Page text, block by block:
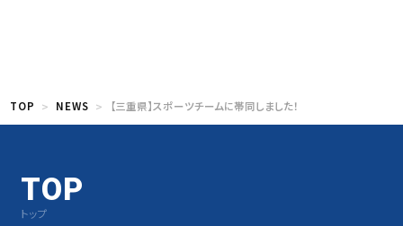
TOP NEWS 【三重県】スポーツチームに帯同しました！
TOP
トップ